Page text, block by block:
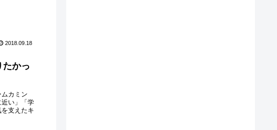
2018.09.18
かっ
カミン
い」「学
支えたキ